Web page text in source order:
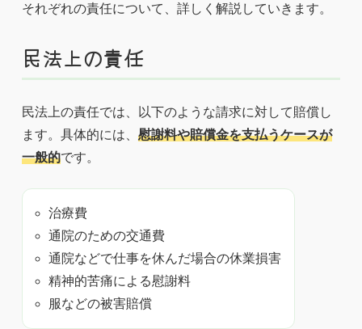
それぞれの責任について、詳しく解説していきます。
民法上の責任
民法上の責任では、以下のような請求に対して賠償し
ます。具体的には、 慰謝料や賠償金を支払うケースが
一般的です。
治療費
通院のための交通費
通院などで仕事を休んだ場合の休業損害
精神的苦痛による慰謝料
服などの被害賠償